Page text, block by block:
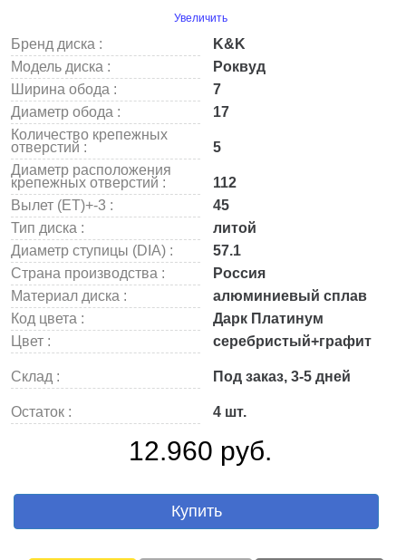
Увеличить
Бренд диска :
K&K
Модель диска :
Роквуд
Ширина обода :
7
Диаметр обода :
17
Количество крепежных
отверстий :
5
Диаметр расположения
крепежных отверстий :
112
Вылет (ET)+-3 :
45
Тип диска :
литой
Диаметр ступицы (DIA) :
57.1
Страна производства :
Россия
Материал диска :
алюминиевый сплав
Код цвета :
Дарк Платинум
Цвет :
серебристый+графит
Склад : Под заказ, 3-5 дней
Остаток : 4 шт.
12.960 руб.
Купить